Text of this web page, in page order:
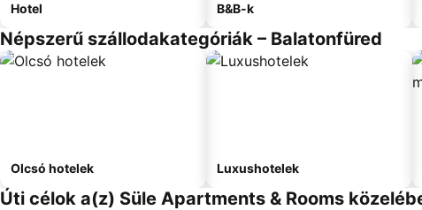
Hotel B&B-k
Népszerű szállodakategóriák – Balatonfüred
Olcsó hotelek Luxushotelek
Úti célok a(z) Süle Apartments & Rooms